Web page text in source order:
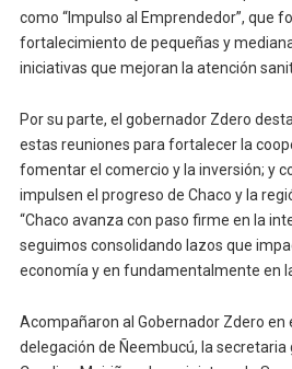
como “Impulso al Emprendedor”, que
fortalecimiento de pequeñas y
iniciativas que mejoran la atención
Por su parte, el gobernador Zdero
estas reuniones para fortalecer la
fomentar el comercio y la inversión; y
impulsen el progreso de Chaco y la
“Chaco avanza con paso firme en la
seguimos consolidando lazos que
economía y en fundamentalmente en
Acompañaron al Gobernador Zdero en
delegación de Ñeembucú, la secretaria